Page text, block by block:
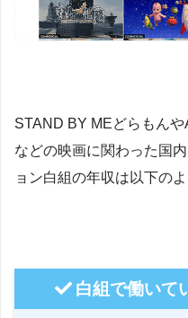
STAND BY MEどらもん
などの映画に関わった国
ョン白組の年収は以下の
白組で働いて